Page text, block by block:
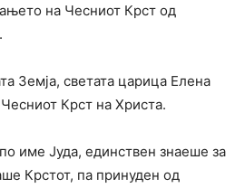
на Чесниот Крст од
Земја, светата царица Елена
Крст на Христа.
име Јуда, единствен знаеше за
Крстот, па принуден од